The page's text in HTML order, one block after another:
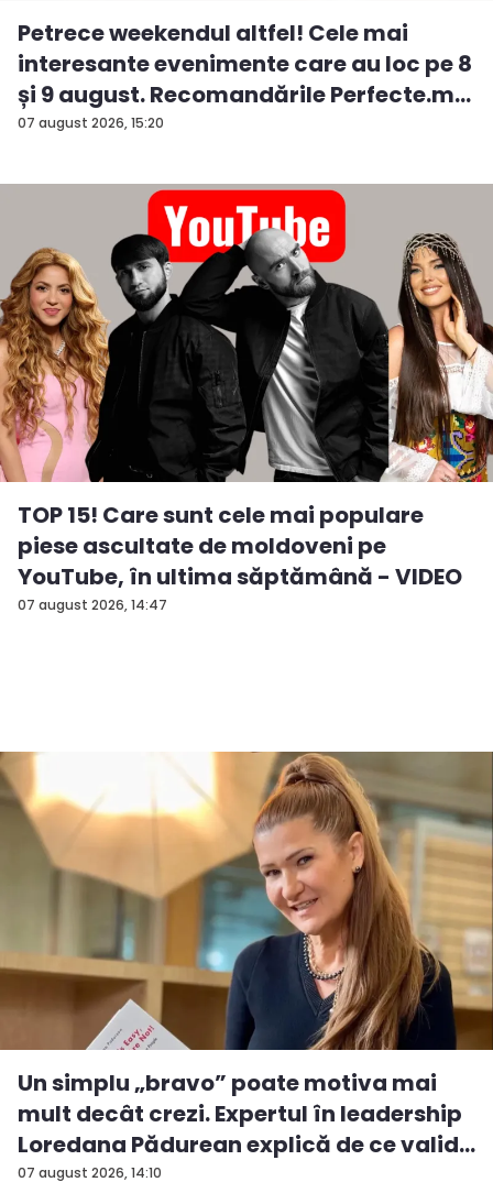
07 august 2026, 15:20
Petrece weekendul altfel! Cele mai
interesante evenimente care au loc pe 8
și 9 august. Recomandările Perfecte.m...
07 august 2026, 14:47
TOP 15! Care sunt cele mai populare
piese ascultate de moldoveni pe
YouTube, în ultima săptămână - VIDEO
07 august 2026, 14:10
Un simplu „bravo” poate motiva mai
mult decât crezi. Expertul în leadership
Loredana Pădurean explică de ce valid...